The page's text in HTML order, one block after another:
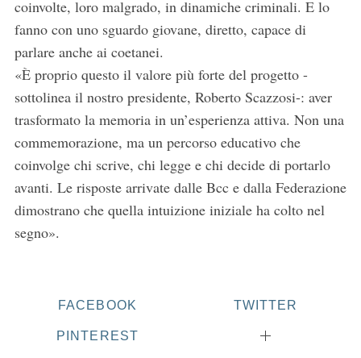
coinvolte, loro malgrado, in dinamiche criminali. E lo
fanno con uno sguardo giovane, diretto, capace di
parlare anche ai coetanei.
«È proprio questo il valore più forte del progetto -
sottolinea il nostro presidente, Roberto Scazzosi-: aver
trasformato la memoria in un’esperienza attiva. Non una
commemorazione, ma un percorso educativo che
coinvolge chi scrive, chi legge e chi decide di portarlo
avanti. Le risposte arrivate dalle Bcc e dalla Federazione
dimostrano che quella intuizione iniziale ha colto nel
segno».
FACEBOOK TWITTER
PINTEREST